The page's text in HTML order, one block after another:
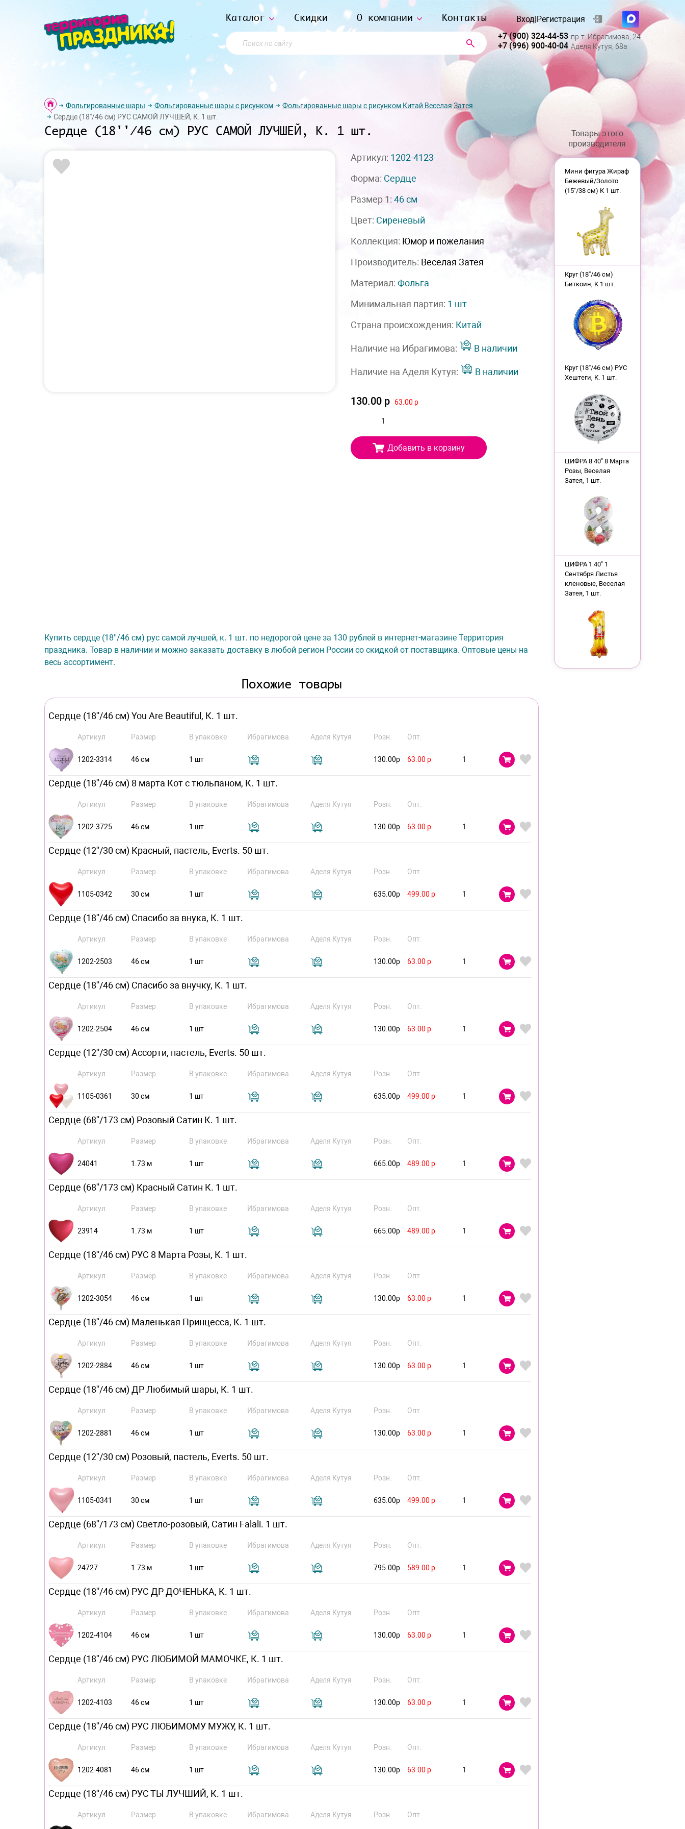
Каталог Скидки О компании Контакты
Поиск по сайту
Вход|Регистрация
+7 (900) 324-44-53 пр-т. Ибрагимова, 24
+7 (996) 900-40-04 Аделя Кутуя, 68а
Фольгированные шары Фольгированные шары с рисунком
Фольгированные шары с рисунком Китай Веселая Затея
Сердце (18''/46 см) РУС САМОЙ ЛУЧШЕЙ, К. 1 шт.
Сердце (18''/46 см) РУС САМОЙ ЛУЧШЕЙ, К. 1 шт.
Артикул: 1202-4123
Форма: Сердце
Размер 1: 46 см
Цвет: Сиреневый
Коллекция: Юмор и пожелания
Производитель: Веселая Затея
Материал: Фольга
Минимальная партия: 1 шт
Страна происхождения: Китай
Наличие на Ибрагимова: В наличии
Наличие на Аделя Кутуя: В наличии
130.00 р 63.00 р
Добавить в корзину
Купить сердце (18''/46 см) рус самой лучшей, к. 1 шт. по недорогой цене за 130 рублей в интернет-магазине Территория
праздника. Товар в наличии и можно заказать доставку в любой регион России со скидкой от поставщика. Оптовые цены на
весь ассортимент.
Похожие товары
Сердце (18''/46 см) You Are Beautiful, К. 1 шт.
Артикул Размер В упаковке Ибрагимова Аделя Кутуя Розн. Опт.
1202-3314 46 см 1 шт 130.00р 63.00 р
Сердце (18''/46 см) 8 марта Кот с тюльпаном, К. 1 шт.
Артикул Размер В упаковке Ибрагимова Аделя Кутуя Розн. Опт.
1202-3725 46 см 1 шт 130.00р 63.00 р
Сердце (12''/30 см) Красный, пастель, Everts. 50 шт.
Артикул Размер В упаковке Ибрагимова Аделя Кутуя Розн. Опт.
1105-0342 30 см 1 шт 635.00р 499.00 р
Сердце (18''/46 см) Спасибо за внука, К. 1 шт.
Артикул Размер В упаковке Ибрагимова Аделя Кутуя Розн. Опт.
1202-2503 46 см 1 шт 130.00р 63.00 р
Сердце (18''/46 см) Спасибо за внучку, К. 1 шт.
Артикул Размер В упаковке Ибрагимова Аделя Кутуя Розн. Опт.
1202-2504 46 см 1 шт 130.00р 63.00 р
Сердце (12''/30 см) Ассорти, пастель, Everts. 50 шт.
Артикул Размер В упаковке Ибрагимова Аделя Кутуя Розн. Опт.
1105-0361 30 см 1 шт 635.00р 499.00 р
Сердце (68''/173 см) Розовый Сатин К. 1 шт.
Артикул Размер В упаковке Ибрагимова Аделя Кутуя Розн. Опт.
24041 1.73 м 1 шт 665.00р 489.00 р
Сердце (68''/173 см) Красный Сатин К. 1 шт.
Артикул Размер В упаковке Ибрагимова Аделя Кутуя Розн. Опт.
23914 1.73 м 1 шт 665.00р 489.00 р
Сердце (18''/46 см) РУС 8 Марта Розы, К. 1 шт.
Артикул Размер В упаковке Ибрагимова Аделя Кутуя Розн. Опт.
1202-3054 46 см 1 шт 130.00р 63.00 р
Сердце (18''/46 см) Маленькая Принцесса, К. 1 шт.
Артикул Размер В упаковке Ибрагимова Аделя Кутуя Розн. Опт.
1202-2884 46 см 1 шт 130.00р 63.00 р
Сердце (18''/46 см) ДР Любимый шары, К. 1 шт.
Артикул Размер В упаковке Ибрагимова Аделя Кутуя Розн. Опт.
1202-2881 46 см 1 шт 130.00р 63.00 р
Сердце (12''/30 см) Розовый, пастель, Everts. 50 шт.
Артикул Размер В упаковке Ибрагимова Аделя Кутуя Розн. Опт.
1105-0341 30 см 1 шт 635.00р 499.00 р
Сердце (68''/173 см) Светло-розовый, Сатин Falali. 1 шт.
Артикул Размер В упаковке Ибрагимова Аделя Кутуя Розн. Опт.
24727 1.73 м 1 шт 795.00р 589.00 р
Сердце (18''/46 см) РУС ДР ДОЧЕНЬКА, К. 1 шт.
Артикул Размер В упаковке Ибрагимова Аделя Кутуя Розн. Опт.
1202-4104 46 см 1 шт 130.00р 63.00 р
Сердце (18''/46 см) РУС ЛЮБИМОЙ МАМОЧКЕ, К. 1 шт.
Артикул Размер В упаковке Ибрагимова Аделя Кутуя Розн. Опт.
1202-4103 46 см 1 шт 130.00р 63.00 р
Сердце (18''/46 см) РУС ЛЮБИМОМУ МУЖУ, К. 1 шт.
Артикул Размер В упаковке Ибрагимова Аделя Кутуя Розн. Опт.
1202-4081 46 см 1 шт 130.00р 63.00 р
Сердце (18''/46 см) РУС ТЫ ЛУЧШИЙ, К. 1 шт.
Артикул Размер В упаковке Ибрагимова Аделя Кутуя Розн. Опт.
Товары этого
производителя
Мини фигура Жираф
Бежевый/Золото
(15"/38 см) К 1 шт.
Круг (18''/46 см)
Биткоин, K 1 шт.
Круг (18''/46 см) РУС
Хештеги, К. 1 шт.
ЦИФРА 8 40" 8 Марта
Розы, Веселая
Затея, 1 шт.
ЦИФРА 1 40" 1
Сентября Листья
кленовые, Веселая
Затея, 1 шт.